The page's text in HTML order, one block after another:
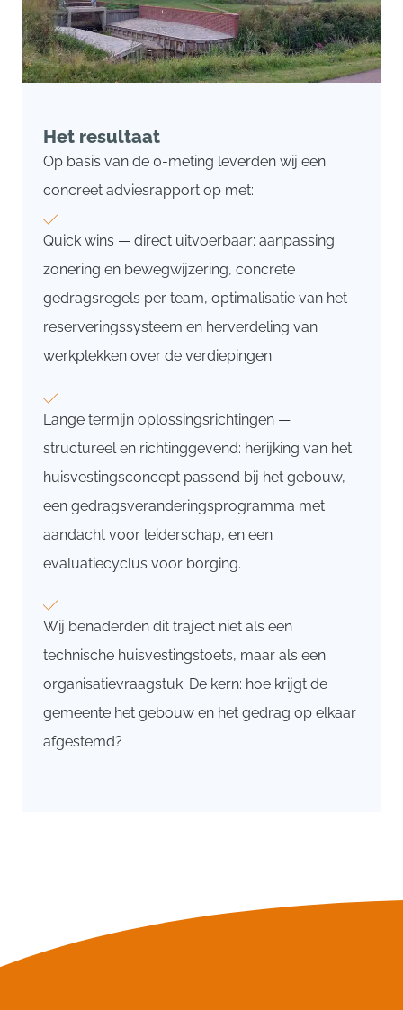
Het resultaat
Op basis van de 0-meting leverden wij een
concreet adviesrapport op met:
Quick wins — direct uitvoerbaar: aanpassing
zonering en bewegwijzering, concrete
gedragsregels per team, optimalisatie van het
reserveringssysteem en herverdeling van
werkplekken over de verdiepingen.
Lange termijn oplossingsrichtingen —
structureel en richtinggevend: herijking van het
huisvestingsconcept passend bij het gebouw,
een gedragsveranderingsprogramma met
aandacht voor leiderschap, en een
evaluatiecyclus voor borging.
Wij benaderden dit traject niet als een
technische huisvestingstoets, maar als een
organisatievraagstuk. De kern: hoe krijgt de
gemeente het gebouw en het gedrag op elkaar
afgestemd?